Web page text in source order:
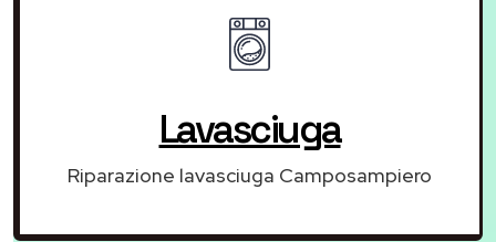
Lavasciuga
Riparazione lavasciuga Camposampiero